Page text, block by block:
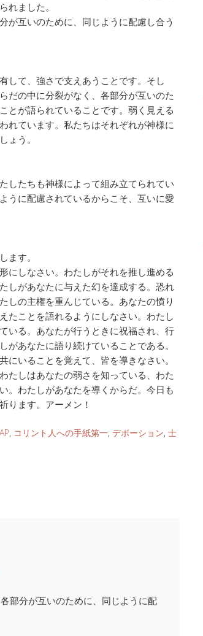
れました。
が互いのために、同じように配慮し合う
して、強さで支えあうことです。そし
だの中に分裂がなく、各部分が互いのた
とが語られていることです。弱く見える
れています。私たちはそれぞれが神様に
ょう。
したちも神様によって組み立てられてい
うに配慮されているからこそ、互いに愛
ます。
にしなさい。わたしがそれを推し進める
しがあなたに与えた幻を達成する。恐れ
しの主権を重んじている。あなたの憤り
たことを語れるようにしなさい。わたし
いる。あなたが行うときに祝福され、行
あなたに語り続けていることである。
いることを覚えて、皆を導きなさい。
たしはあなたの弱さを知っている、わた
。わたしがあなたを導くからだ。今日も
ります。アーメン！
, コリント人への手紙第一, デボーション, 士
部分が互いのために、同じように配